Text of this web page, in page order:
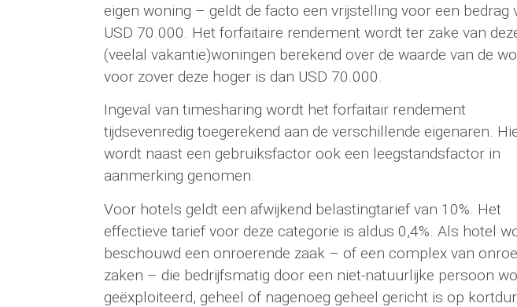
eigen woning – geldt de facto een vrijstelling voor een bedrag
USD 70.000. Het forfaitaire rendement wordt ter zake van
(veelal vakantie)woningen berekend over de waarde van de
voor zover deze hoger is dan USD 70.000.
Ingeval van timesharing wordt het forfaitair rendement
tijdsevenredig toegerekend aan de verschillende eigenaren.
wordt naast een gebruiksfactor ook een leegstandsfactor in
aanmerking genomen.
Voor hotels geldt een afwijkend belastingtarief van 10%. Het
effectieve tarief voor deze categorie is aldus 0,4%. Als hotel
beschouwd een onroerende zaak – of een complex van
zaken – die bedrijfsmatig door een niet-natuurlijke persoon
geëxploiteerd, geheel of nagenoeg geheel gericht is op